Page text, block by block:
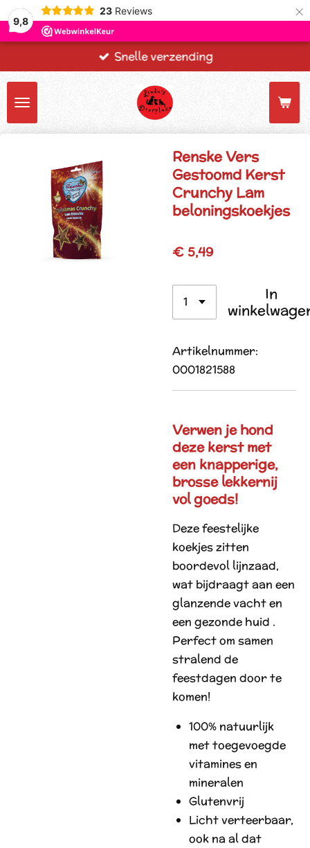
9,8
23 Reviews ×
Snelle verzending
Renske Vers
Gestoomd Kerst
Crunchy Lam
beloningskoekjes
€ 5,49
In
Artikelnummer:
0001821588
Verwen je hond
deze kerst met
een knapperige,
brosse lekkernij
vol goeds!
Deze feestelijke
koekjes zitten
boordevol lijnzaad,
wat bijdraagt aan een
glanzende vacht en
een gezonde huid .
Perfect om samen
stralend de
feestdagen door te
komen!
100% natuurlijk
met toegevoegde
vitamines en
mineralen
Glutenvrij
Licht verteerbaar,
ook na al dat